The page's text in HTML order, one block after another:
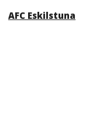
AFC Eskilstuna